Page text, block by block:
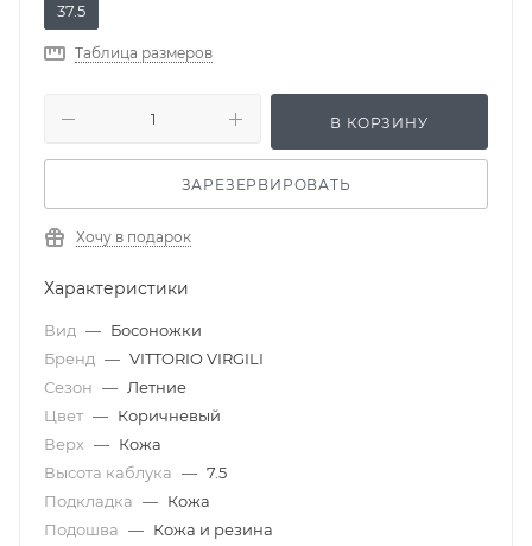
37.5
Таблица размеров
В КОРЗИНУ
ЗАРЕЗЕРВИРОВАТЬ
Хочу в подарок
Характеристики
Вид — Босоножки
Бренд — VITTORIO VIRGILI
Сезон — Летние
Цвет — Коричневый
Верх — Кожа
Высота каблука — 7.5
Подкладка — Кожа
Подошва — Кожа и резина